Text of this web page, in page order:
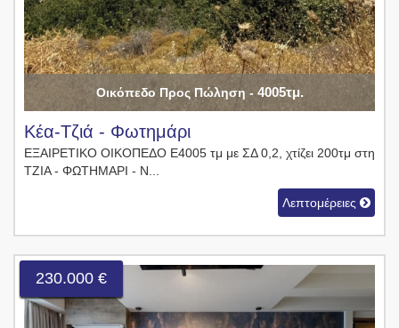
Οικόπεδο Προς Πώληση - 4005τμ.
Κέα-Τζιά - Φωτημάρι
ΕΞΑΙΡΕΤΙΚΟ ΟΙΚΟΠΕΔΟ Ε4005 τμ με ΣΔ 0,2, χτίζει 200τμ στη
ΤΖΙΑ - ΦΩΤΗΜΑΡΙ - Ν...
Λεπτομέρειες
230.000 €